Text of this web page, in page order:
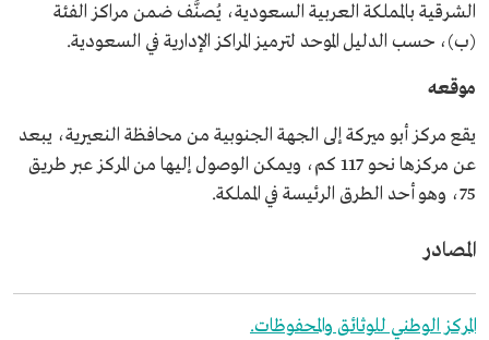
الشرقية بالمملكة العربية السعودية، يُصنَّف ضمن مراكز الفئة
(ب)، حسب الدليل الموحد لترميز المراكز الإدارية في السعودية.
موقعه
يقع مركز أبو ميركة إلى الجهة الجنوبية من محافظة النعيرية، يبعد
عن مركزها نحو 117 كم، ويمكن الوصول إليها من المركز عبر طريق
75، وهو أحد الطرق الرئيسة في المملكة.
المصادر
المركز الوطني للوثائق والمحفوظات.